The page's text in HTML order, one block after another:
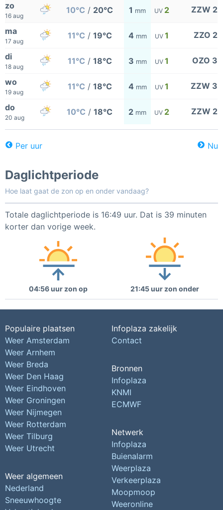
zo
16 aug
10°C / 20°C 1 mm UV 2 ZZW 2
ma
17 aug
11°C / 19°C 4 mm UV 1 ZZO 2
di
18 aug
11°C / 18°C 3 mm UV 1 OZO 3
wo
19 aug
11°C / 18°C 4 mm UV 1 ZZW 3
do
20 aug
10°C / 18°C 2 mm UV 2 ZZW 2
Per uur Nu
Daglichtperiode
Hoe laat gaat de zon op en onder vandaag?
Totale daglichtperiode is 16:49 uur. Dat is 39 minuten
korter dan vorige week.
04:56 uur zon op 21:45 uur zon onder
Populaire plaatsen
Weer Amsterdam
Weer Arnhem
Weer Breda
Weer Den Haag
Weer Eindhoven
Weer Groningen
Weer Nijmegen
Weer Rotterdam
Weer Tilburg
Weer Utrecht
Weer algemeen
Nederland
Sneeuwhoogte
Infoplaza zakelijk
Contact
Bronnen
Infoplaza
KNMI
ECMWF
Netwerk
Infoplaza
Buienalarm
Weerplaza
Verkeerplaza
Moopmoop
Weeronline